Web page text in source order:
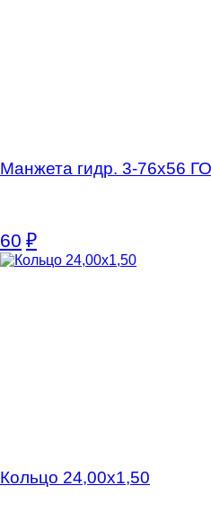
Манжета гидр. 3-76х56
60 ₽
Кольцо 24,00х1,50